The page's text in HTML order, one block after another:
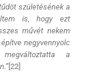
születésének a
is, hogy ezt
művét nekem
negyvennyolc
a
[22]